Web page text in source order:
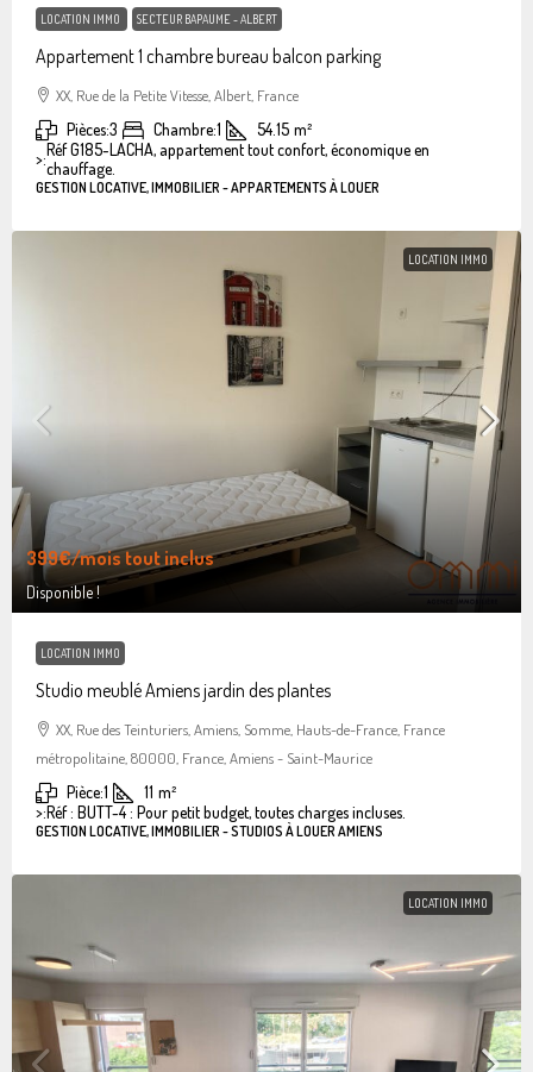
LOCATION IMMO SECTEUR BAPAUME - ALBERT
Appartement 1 chambre bureau balcon parking
XX, Rue de la Petite Vitesse, Albert, France
Pièces:3 Chambre:1 54.15 m²
>:Réf G185-LACHA, appartement tout confort, économique en
chauffage.
GESTION LOCATIVE, IMMOBILIER - APPARTEMENTS À LOUER
LOCATION IMMO
399€/mois tout inclus
Disponible !
LOCATION IMMO
Studio meublé Amiens jardin des plantes
XX, Rue des Teinturiers, Amiens, Somme, Hauts-de-France, France
métropolitaine, 80000, France, Amiens - Saint-Maurice
Pièce:1 11 m²
>:Réf : BUTT-4 : Pour petit budget, toutes charges incluses.
GESTION LOCATIVE, IMMOBILIER - STUDIOS À LOUER AMIENS
LOCATION IMMO